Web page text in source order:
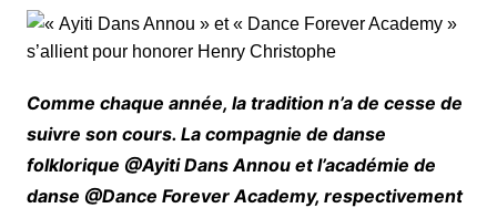
Comme chaque année, la tradition n’a de cesse de
suivre son cours. La compagnie de danse
folklorique @Ayiti Dans Annou et l’académie de
danse @Dance Forever Academy, respectivement